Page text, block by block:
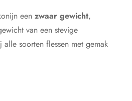
een zwaar gewicht,
van een stevige
soorten flessen met gemak